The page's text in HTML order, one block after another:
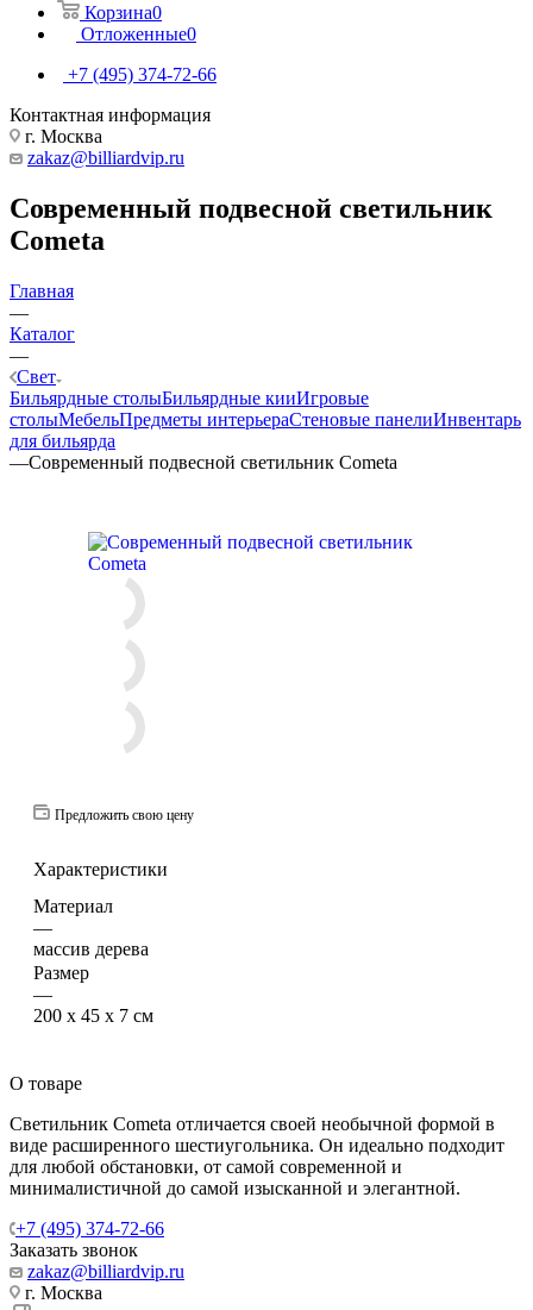
Корзина0
Отложенные0
+7 (495) 374-72-66
Контактная информация
г. Москва
zakaz@billiardvip.ru
Современный подвесной светильник
Cometa
Главная
—
Каталог
—
Свет
Бильярдные столыБильярдные кииИгровые
столыМебельПредметы интерьераСтеновые панелиИнвентарь
для бильярда
—Современный подвесной светильник Cometa
Предложить свою цену
Характеристики
Материал
—
массив дерева
Размер
—
200 х 45 x 7 см
О товаре
Светильник Cometa отличается своей необычной формой в
виде расширенного шестиугольника. Он идеально подходит
для любой обстановки, от самой современной и
минималистичной до самой изысканной и элегантной.
+7 (495) 374-72-66
Заказать звонок
zakaz@billiardvip.ru
г. Москва